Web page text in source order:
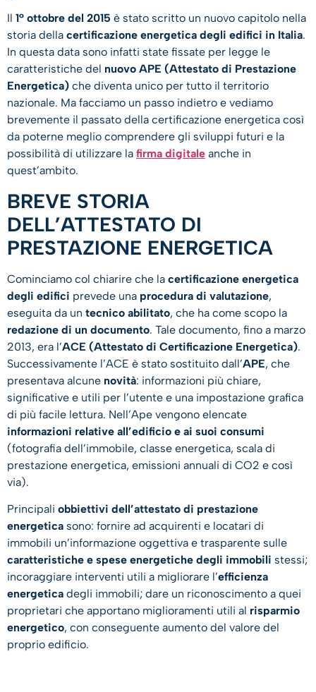
Il 1° ottobre del 2015 è stato scritto un nuovo capitolo nella
storia della certificazione energetica degli edifici in Italia.
In questa data sono infatti state fissate per legge le
caratteristiche del nuovo APE (Attestato di Prestazione
Energetica) che diventa unico per tutto il territorio
nazionale. Ma facciamo un passo indietro e vediamo
brevemente il passato della certificazione energetica così
da poterne meglio comprendere gli sviluppi futuri e la
possibilità di utilizzare la firma digitale anche in
quest’ambito.
BREVE STORIA
DELL’ATTESTATO DI
PRESTAZIONE ENERGETICA
Cominciamo col chiarire che la certificazione energetica
degli edifici prevede una procedura di valutazione,
eseguita da un tecnico abilitato, che ha come scopo la
redazione di un documento. Tale documento, fino a marzo
2013, era l’ACE (Attestato di Certificazione Energetica).
Successivamente l’ACE è stato sostituito dall’APE, che
presentava alcune novità: informazioni più chiare,
significative e utili per l’utente e una impostazione grafica
di più facile lettura. Nell’Ape vengono elencate
informazioni relative all’edificio e ai suoi consumi
(fotografia dell’immobile, classe energetica, scala di
prestazione energetica, emissioni annuali di CO2 e così
via).
Principali obbiettivi dell’attestato di prestazione
energetica sono: fornire ad acquirenti e locatari di
immobili un’informazione oggettiva e trasparente sulle
caratteristiche e spese energetiche degli immobili stessi;
incoraggiare interventi utili a migliorare l’efficienza
energetica degli immobili; dare un riconoscimento a quei
proprietari che apportano miglioramenti utili al risparmio
energetico, con conseguente aumento del valore del
proprio edificio.